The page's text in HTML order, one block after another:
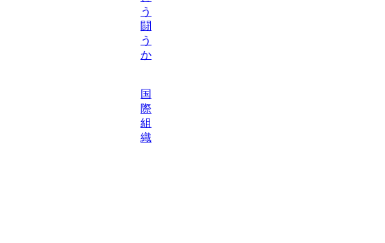
う
闘
う
か
国
際
組
織